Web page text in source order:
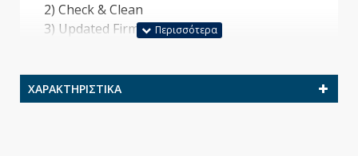
2) Check & Clean
3) Updated Firmware
ΧΑΡΑΚΤΗΡΙΣΤΙΚΆ